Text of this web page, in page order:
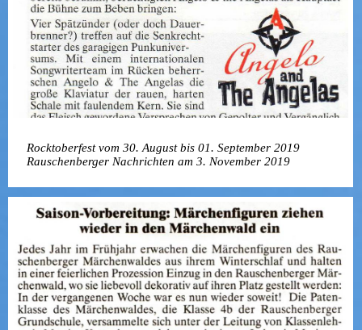
Rocktoberfest vom 30. August bis 01. September 2019
Rauschenberger Nachrichten am 3. November 2019